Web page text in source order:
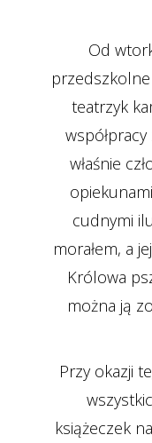
Od
teatrzyk
współpracy
właśnie
cudnymi
morałem, a
Królowa
można ją
Przy okazji
książeczek